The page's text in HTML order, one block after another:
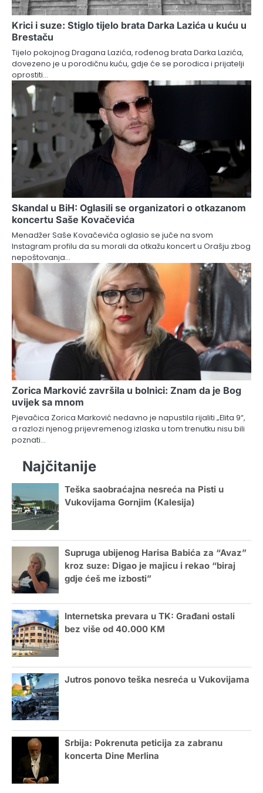
Krici i suze: Stiglo tijelo brata Darka Lazića u kuću u
Brestaču
Tijelo pokojnog Dragana Lazića, rođenog brata Darka Lazića,
dovezeno je u porodičnu kuću, gdje će se porodica i prijatelji
oprostiti…
Skandal u BiH: Oglasili se organizatori o otkazanom
koncertu Saše Kovačevića
Menadžer Saše Kovačevića oglasio se juče na svom
Instagram profilu da su morali da otkažu koncert u Orašju zbog
nepoštovanja…
Zorica Marković završila u bolnici: Znam da je Bog
uvijek sa mnom
Pjevačica Zorica Marković nedavno je napustila rijaliti „Elita 9“,
a razlozi njenog prijevremenog izlaska u tom trenutku nisu bili
poznati…
Najčitanije
Teška saobraćajna nesreća na Pisti u
Vukovijama Gornjim (Kalesija)
Supruga ubijenog Harisa Babića za “Avaz”
kroz suze: Digao je majicu i rekao “biraj
gdje ćeš me izbosti”
Internetska prevara u TK: Građani ostali
bez više od 40.000 KM
Jutros ponovo teška nesreća u Vukovijama
Srbija: Pokrenuta peticija za zabranu
koncerta Dine Merlina